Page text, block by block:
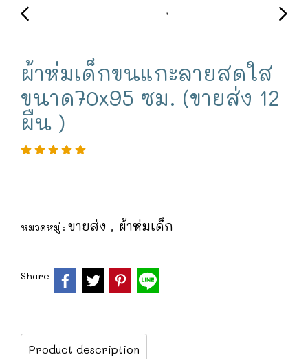
ผ้าห่มเด็กขนแกะลายสดใส
ขนาด70x95 ซม. (ขายส่ง 12
ผืน )
หมวดหมู่ : ขายส่ง , ผ้าห่มเด็ก
Share
Product description